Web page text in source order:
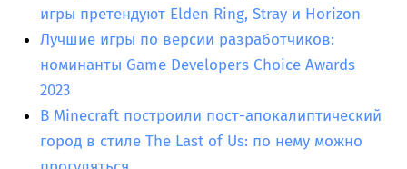
игры претендуют Elden Ring, Stray и Horizon
Лучшие игры по версии разработчиков:
номинанты Game Developers Choice Awards
2023
В Minecraft построили пост-апокалиптический
город в стиле The Last of Us: по нему можно